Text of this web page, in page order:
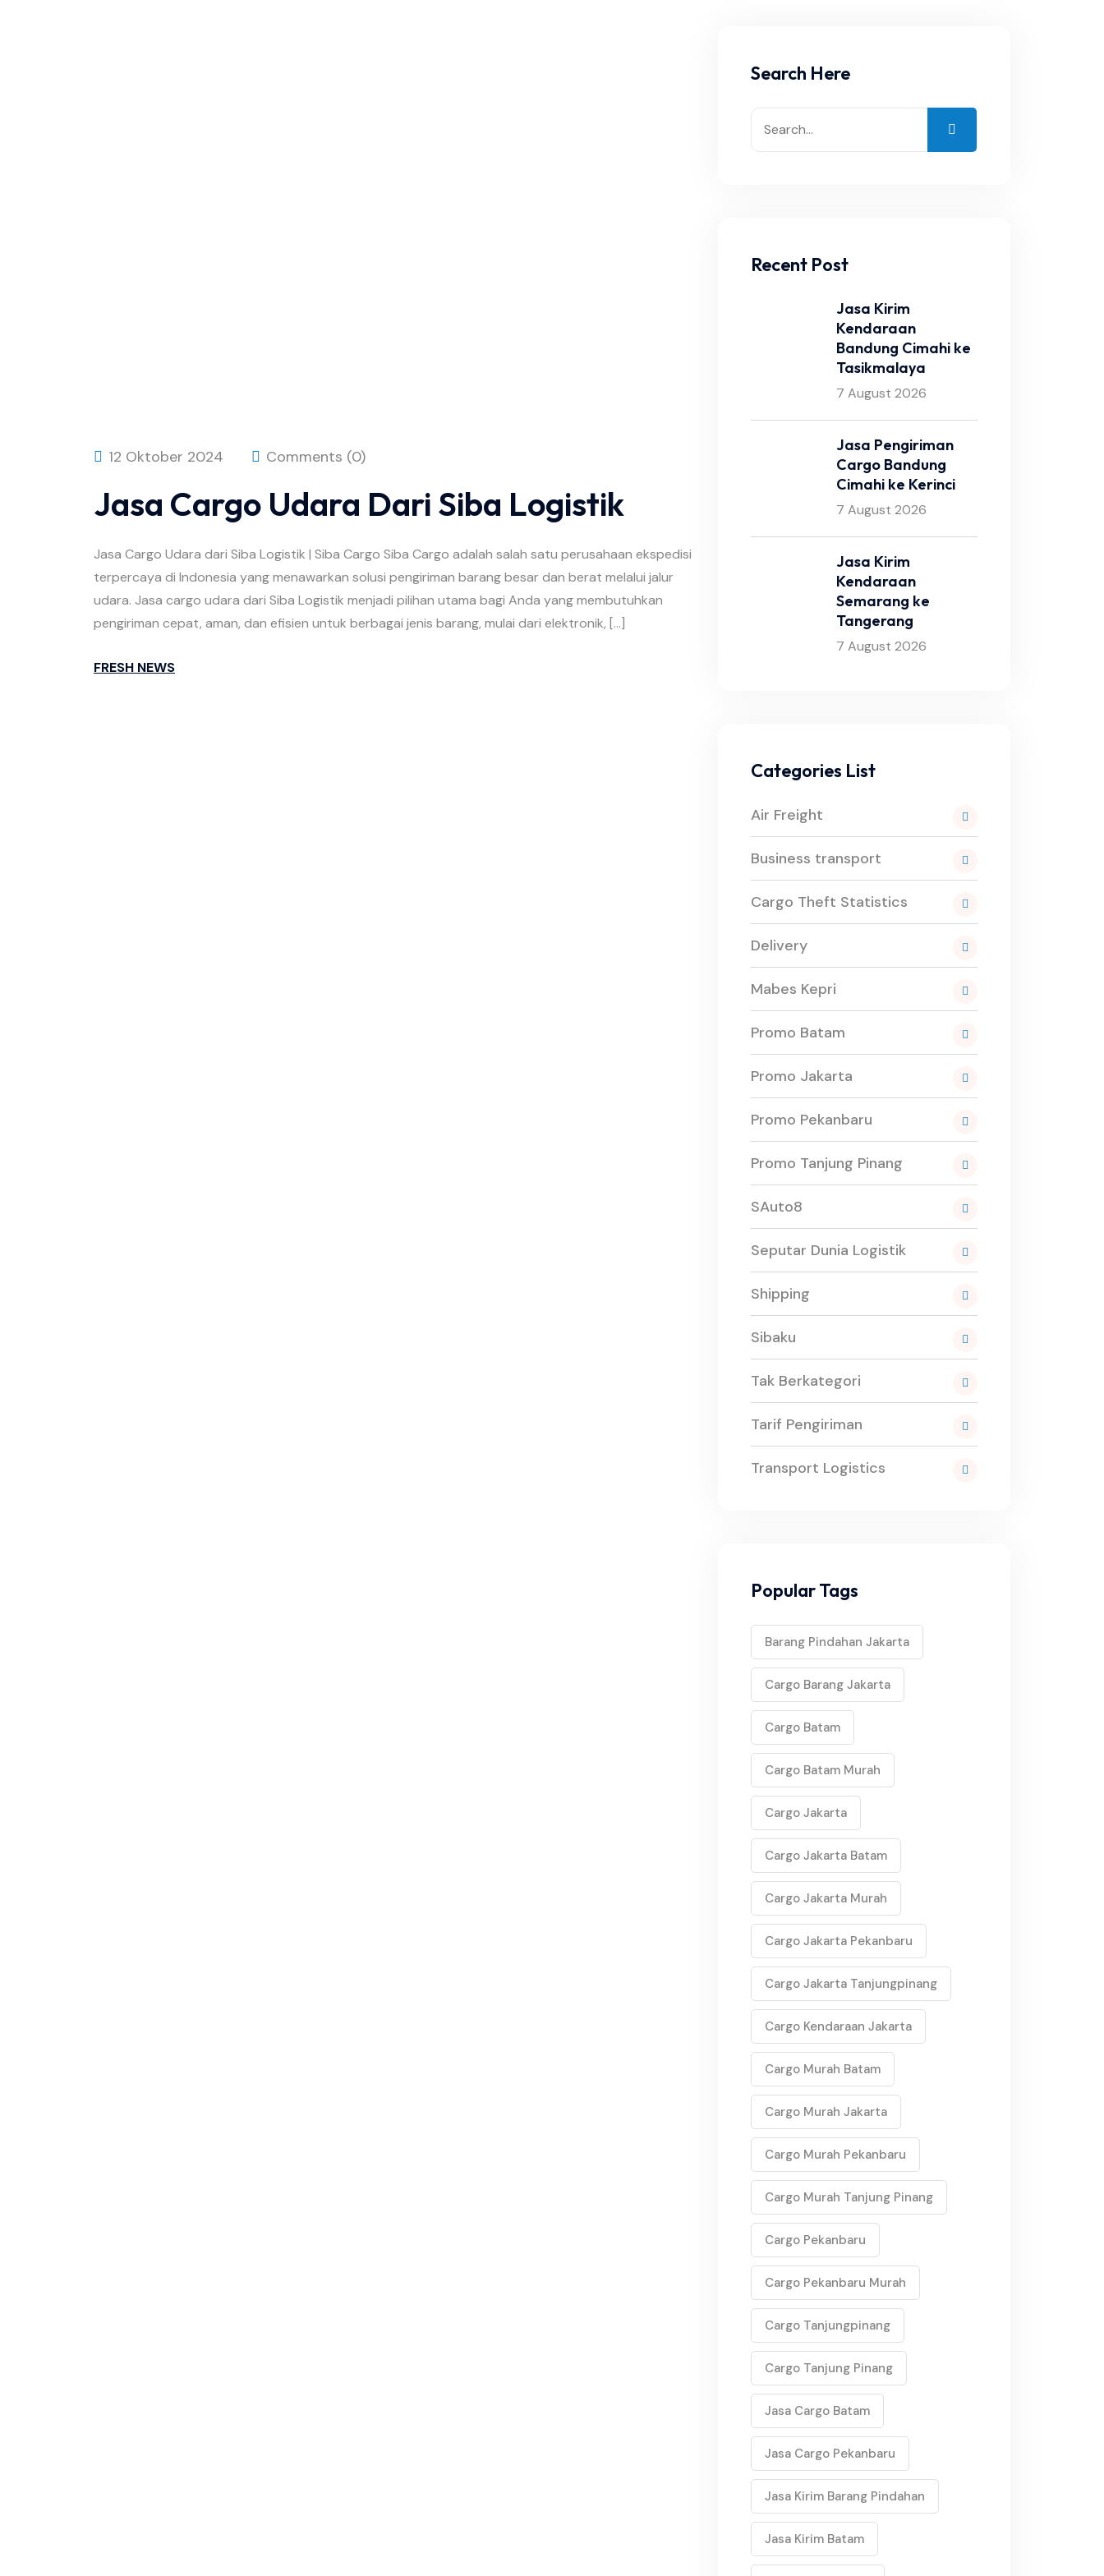
12 Oktober 2024 Comments (0)
Jasa Cargo Udara Dari Siba Logistik
Jasa Cargo Udara dari Siba Logistik | Siba Cargo Siba Cargo adalah salah satu perusahaan ekspedisi
terpercaya di Indonesia yang menawarkan solusi pengiriman barang besar dan berat melalui jalur
udara. Jasa cargo udara dari Siba Logistik menjadi pilihan utama bagi Anda yang membutuhkan
pengiriman cepat, aman, dan efisien untuk berbagai jenis barang, mulai dari elektronik, […]
FRESH NEWS
Search Here
Recent Post
Jasa Kirim
Kendaraan
Bandung Cimahi ke
Tasikmalaya
7 August 2026
Jasa Pengiriman
Cargo Bandung
Cimahi ke Kerinci
7 August 2026
Jasa Kirim
Kendaraan
Semarang ke
Tangerang
7 August 2026
Categories List
Air Freight
Business transport
Cargo Theft Statistics
Delivery
Mabes Kepri
Promo Batam
Promo Jakarta
Promo Pekanbaru
Promo Tanjung Pinang
SAuto8
Seputar Dunia Logistik
Shipping
Sibaku
Tak Berkategori
Tarif Pengiriman
Transport Logistics
Popular Tags
Barang Pindahan Jakarta
Cargo Barang Jakarta
Cargo Batam
Cargo Batam Murah
Cargo Jakarta
Cargo Jakarta Batam
Cargo Jakarta Murah
Cargo Jakarta Pekanbaru
Cargo Jakarta Tanjungpinang
Cargo Kendaraan Jakarta
Cargo Murah Batam
Cargo Murah Jakarta
Cargo Murah Pekanbaru
Cargo Murah Tanjung Pinang
Cargo Pekanbaru
Cargo Pekanbaru Murah
Cargo Tanjungpinang
Cargo Tanjung Pinang
Jasa Cargo Batam
Jasa Cargo Pekanbaru
Jasa Kirim Barang Pindahan
Jasa Kirim Batam